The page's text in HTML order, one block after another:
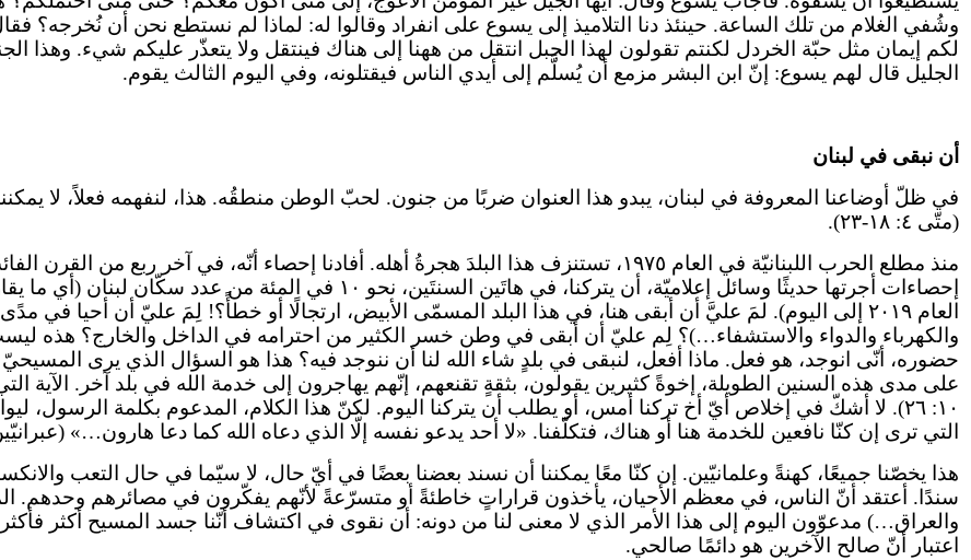
وشُفي الغلام من تلك الساعة. حينئذ دنا التلاميذ إلى يسوع على انفراد وقالوا له: لماذا لم نستطع نحن أن نُخرجه؟
لكم إيمان مثل حبّة الخردل لكنتم تقولون لهذا الجبل انتقل من ههنا إلى هناك فينتقل ولا يتعذّر عليكم شيء. وهذا
الجليل قال لهم يسوع: إنّ ابن البشر مزمع أن يُسلَّم إلى أيدي الناس فيقتلونه، وفي اليوم الثالث يقوم.
أن نبقى في لبنان
في ظلّ أوضاعنا المعروفة في لبنان، يبدو هذا العنوان ضربًا من جنون. لحبّ الوطن منطقُه. هذا، لنفهمه فعلاً، لا
(متّى ٤: ١٨-٢٣).
منذ مطلع الحرب اللبنانيّة في العام ١٩٧٥، تستنزف هذا البلدَ هجرةُ أهله. أفادنا إحصاء أنّه، في
العام ٢٠١٩ إلى اليوم). لمَ عليَّ أن أبقى هنا، في هذا البلد المسمّى الأبيض، ارتجالًا أو خطأً؟! لِمَ عليّ أن أحيا في
والكهرباء والدواء والاستشفاء…)؟ لِم عليّ أن أبقى في وطن خسر الكثير من احترامه في الداخل والخارج؟ هذه
حضوره، أنّى انوجد، هو فعل. ماذا أفعل، لنبقى في بلدٍ شاء الله لنا أن ننوجد فيه؟ هذا هو السؤال الذي يرى
١٠: ٢٦). لا أشكّ في إخلاص أيّ أخ تركنا أمس، أو يطلب أن يتركنا اليوم. لكنّ هذا الكلام، المدعوم بكلمة الرسول،
التي ترى إن كنّا نافعين للخدمة هنا أو هناك، فتكلّفنا. «لا أحد يدعو نفسه إلّا الذي دعاه الله كما دعا هارون…» (عبرانيّين ٥:
هذا يخصّنا جميعًا، كهنةً وعلمانيّين. إن كنّا معًا يمكننا أن نسند بعضنا بعضًا في أيّ حال، لا سيّما في حال التعب
سندًا. أعتقد أنّ الناس، في معظم الأحيان، يأخذون قراراتٍ خاطئةً أو متسرّعةً لأنّهم يفكّرون في مصائرهم
والعراق…) مدعوّون اليوم إلى هذا الأمر الذي لا معنى لنا من دونه: أن نقوى في اكتشاف أنّنا جسد المسيح أكثر
اعتبار أنّ صالح الآخرين هو دائمًا صالحي.